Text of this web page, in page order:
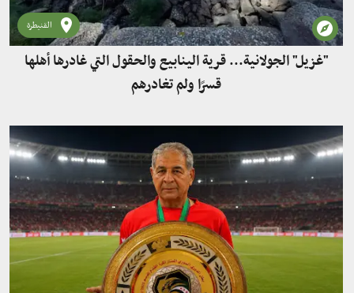
القنيطرة
"غزيل" الجولانية... قرية الينابيع والحقول التي غادرها أهلها
قسرًا ولم تغادرهم